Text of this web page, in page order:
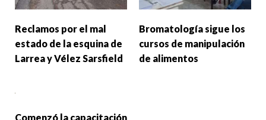
Reclamos por el mal
estado de la esquina de
Larrea y Vélez Sarsfield
Bromatología sigue los
cursos de manipulación
de alimentos
Comenzó la capacitación